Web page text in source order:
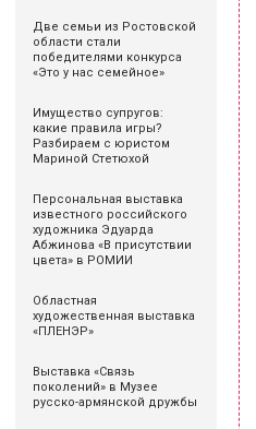
Две семьи из Ростовской
области стали
победителями конкурса
«Это у нас семейное»
Имущество супругов:
какие правила игры?
Разбираем с юристом
Мариной Стетюхой
Персональная выставка
известного российского
художника Эдуарда
Абжинова «В присутствии
цвета» в РОМИИ
Областная
художественная выставка
«ПЛЕНЭР»
Выставка «Связь
поколений» в Музее
русско-армянской дружбы